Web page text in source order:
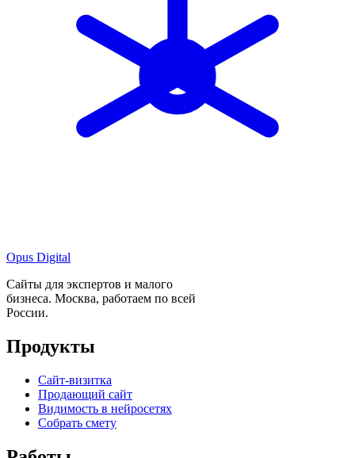
Opus Digital
Сайты для экспертов и малого
бизнеса. Москва, работаем по всей
России.
Продукты
Сайт-визитка
Продающий сайт
Видимость в нейросетях
Собрать смету